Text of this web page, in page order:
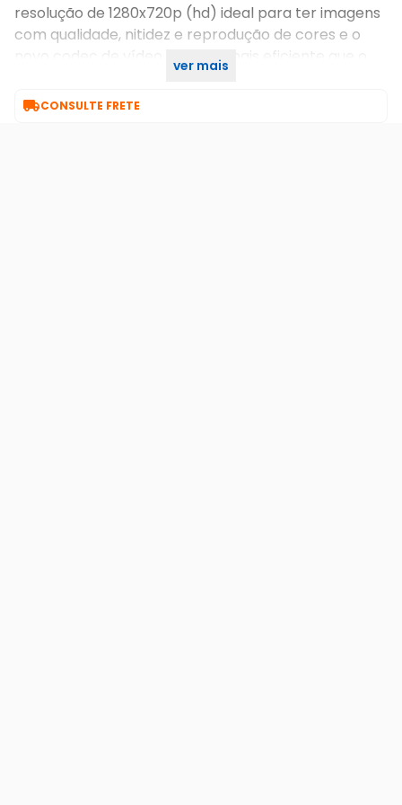
resolução de 1280x720p (hd) ideal para ter imagens
com qualidade, nitidez e reprodução de cores e o
novo codec de vídeo h.265 , é mais eficiente que o
ver mais
CONSULTE FRETE